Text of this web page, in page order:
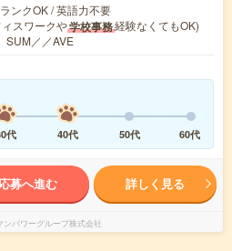
ンクOK / 英語力不要
スワークや学校事務経験なくてもOK)
SUM／／AVE
代 40代 50代 60代
応募へ進む 詳しく見る
ンパワーグループ株式会社